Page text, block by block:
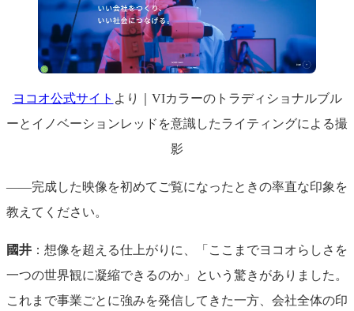
ヨコオ公式サイト より｜VIカラーのトラディショナルブル
ーとイノベーションレッドを意識したライティングによる撮
影
――完成した映像を初めてご覧になったときの率直な印象を
教えてください。
國井 ：想像を超える仕上がりに、「ここまでヨコオらしさを
一つの世界観に凝縮できるのか」という驚きがありました。
これまで事業ごとに強みを発信してきた一方、会社全体の印